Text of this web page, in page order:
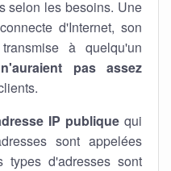
selon les besoins. Une
d'Internet, son
à quelqu'un
pas assez
IP publique qui
sont appelées
types d'adresses sont